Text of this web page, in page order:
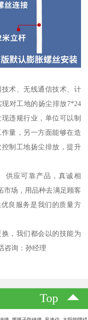
术、无线通信技术、计
对工地的扬尘排放7*24
违规行业，单位可以制
量，另一方面能够在造
制工地扬尘排放，提升
供应可靠产品，真诚相
市场，用品种去满足顾客
良服务是我们的质量方
，我们都会以的技能为
咨询：孙经理
Top